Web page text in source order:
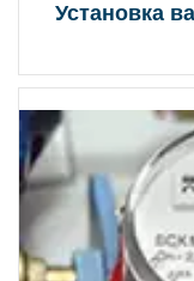
Установка